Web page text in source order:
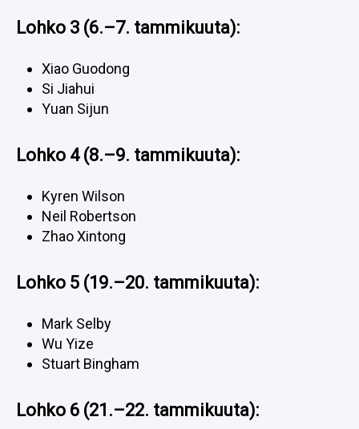
Lohko 3 (6.–7. tammikuuta):
Xiao Guodong
Si Jiahui
Yuan Sijun
Lohko 4 (8.–9. tammikuuta):
Kyren Wilson
Neil Robertson
Zhao Xintong
Lohko 5 (19.–20. tammikuuta):
Mark Selby
Wu Yize
Stuart Bingham
Lohko 6 (21.–22. tammikuuta):